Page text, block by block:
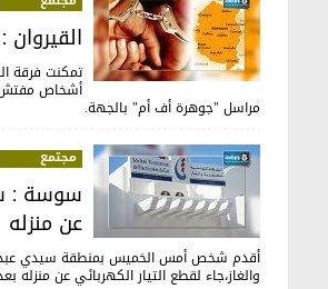
القيروان :
أشخاص مفتش
مراسل "جوهرة أف أم" بالجهة.
مجتمع
سوسة :
عن منزله
أقدم شخص أمس الخميس بمنطقة سيدي عبد
والغاز،جاء لقطع التيار الكهربائي عن منزله